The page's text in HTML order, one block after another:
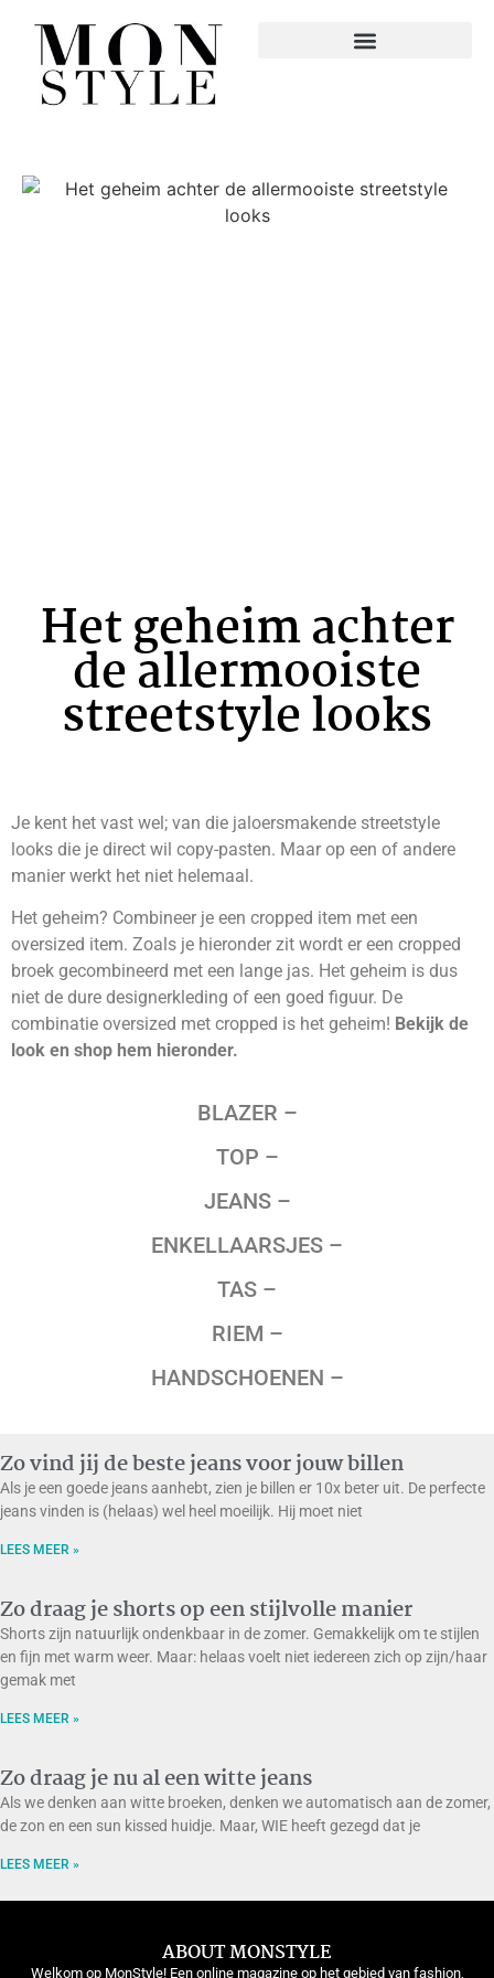
Het geheim achter
de allermooiste
streetstyle looks
Je kent het vast wel; van die jaloersmakende streetstyle
looks die je direct wil copy-pasten. Maar op een of andere
manier werkt het niet helemaal.
Het geheim? Combineer je een cropped item met een
oversized item. Zoals je hieronder zit wordt er een cropped
broek gecombineerd met een lange jas. Het geheim is dus
niet de dure designerkleding of een goed figuur. De
combinatie oversized met cropped is het geheim! Bekijk de
look en shop hem hieronder.
BLAZER –
TOP –
JEANS –
ENKELLAARSJES –
TAS –
RIEM –
HANDSCHOENEN –
Zo vind jij de beste jeans voor jouw billen
Als je een goede jeans aanhebt, zien je billen er 10x beter uit. De perfecte
jeans vinden is (helaas) wel heel moeilijk. Hij moet niet
LEES MEER »
Zo draag je shorts op een stijlvolle manier
Shorts zijn natuurlijk ondenkbaar in de zomer. Gemakkelijk om te stijlen
en fijn met warm weer. Maar: helaas voelt niet iedereen zich op zijn/haar
gemak met
LEES MEER »
Zo draag je nu al een witte jeans
Als we denken aan witte broeken, denken we automatisch aan de zomer,
de zon en een sun kissed huidje. Maar, WIE heeft gezegd dat je
LEES MEER »
ABOUT MONSTYLE
Welkom op MonStyle! Een online magazine op het gebied van fashion,